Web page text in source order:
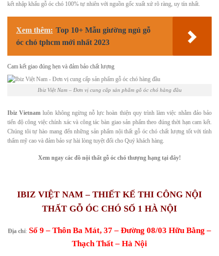
kết nhập khẩu gỗ óc chó 100% tự nhiên với nguồn gốc xuất xứ rõ ràng, uy tín nhất.
Xem thêm: Top 10+ Mẫu giường ngủ gỗ
óc chó tphcm mới nhất 2023
Cam kết giao đúng hẹn và đảm bảo chất lượng
Ibiz Việt Nam – Đơn vị cung cấp sản phẩm gỗ óc chó hàng đầu
Ibiz Vietnam luôn không ngừng nỗ lực hoàn thiện quy trình làm việc nhằm đảo bảo
tiến độ công việc chính xác và công tác bàn giao sản phẩm theo đúng thời hạn cam kết.
Chúng tôi tự hào mang đến những sản phẩm nội thất gỗ óc chó chất lượng tốt với tính
thẩm mỹ cao và đảm bảo sự hài lòng tuyệt đối cho Quý khách hàng.
Xem ngay các đồ nội thất gỗ óc chó thượng hạng tại đây!
IBIZ VIỆT NAM – THIẾT KẾ THI CÔNG NỘI
THẤT GỖ ÓC CHÓ SỐ 1 HÀ NỘI
Địa chỉ: Số 9 – Thôn Ba Mát, 37 – Đường 08/03 Hữu Bằng –
Thạch Thất – Hà Nội